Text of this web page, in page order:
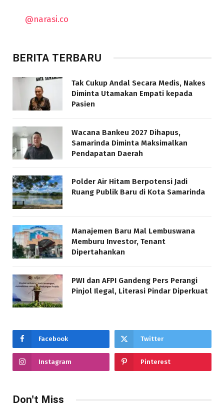
@narasi.co
BERITA TERBARU
Tak Cukup Andal Secara Medis, Nakes
Diminta Utamakan Empati kepada
Pasien
Wacana Bankeu 2027 Dihapus,
Samarinda Diminta Maksimalkan
Pendapatan Daerah
Polder Air Hitam Berpotensi Jadi
Ruang Publik Baru di Kota Samarinda
Manajemen Baru Mal Lembuswana
Memburu Investor, Tenant
Dipertahankan
PWI dan AFPI Gandeng Pers Perangi
Pinjol Ilegal, Literasi Pindar Diperkuat
Facebook Twitter
Instagram Pinterest
Don't Miss